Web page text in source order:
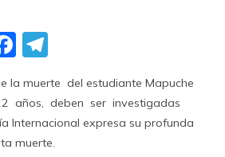
Facebook
la muerte del estudiante Mapuche
años, deben ser investigadas
Internacional expresa su profunda
muerte.